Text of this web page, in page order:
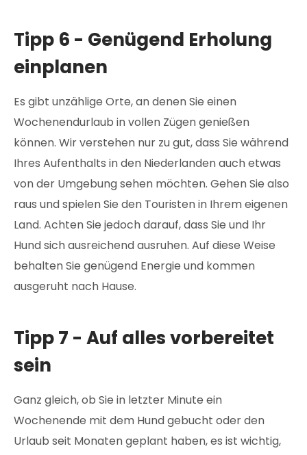
Tipp 6 - Genügend Erholung
einplanen
Es gibt unzählige Orte, an denen Sie einen
Wochenendurlaub in vollen Zügen genießen
können. Wir verstehen nur zu gut, dass Sie während
Ihres Aufenthalts in den Niederlanden auch etwas
von der Umgebung sehen möchten. Gehen Sie also
raus und spielen Sie den Touristen in Ihrem eigenen
Land. Achten Sie jedoch darauf, dass Sie und Ihr
Hund sich ausreichend ausruhen. Auf diese Weise
behalten Sie genügend Energie und kommen
ausgeruht nach Hause.
Tipp 7 - Auf alles vorbereitet
sein
Ganz gleich, ob Sie in letzter Minute ein
Wochenende mit dem Hund gebucht oder den
Urlaub seit Monaten geplant haben, es ist wichtig,